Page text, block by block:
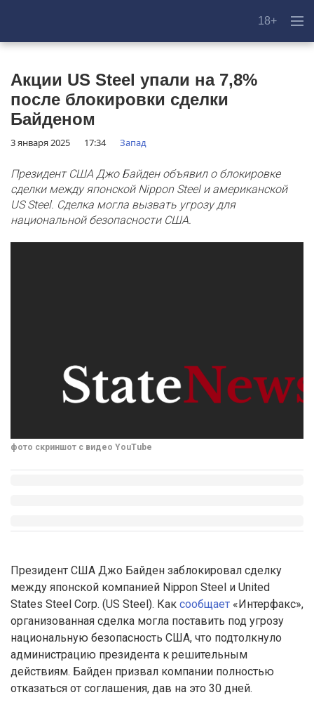
18+
Акции US Steel упали на 7,8%
после блокировки сделки
Байденом
3 января 2025 17:34 Запад
Президент США Джо Байден объявил о блокировке
сделки между японской Nippon Steel и американской
US Steel. Сделка могла вызвать угрозу для
национальной безопасности США.
фото скриншот с видео YouTube
Президент США Джо Байден заблокировал сделку
между японской компанией Nippon Steel и United
States Steel Corp. (US Steel). Как сообщает «Интерфакс»,
организованная сделка могла поставить под угрозу
национальную безопасность США, что подтолкнуло
администрацию президента к решительным
действиям. Байден призвал компании полностью
отказаться от соглашения, дав на это 30 дней.